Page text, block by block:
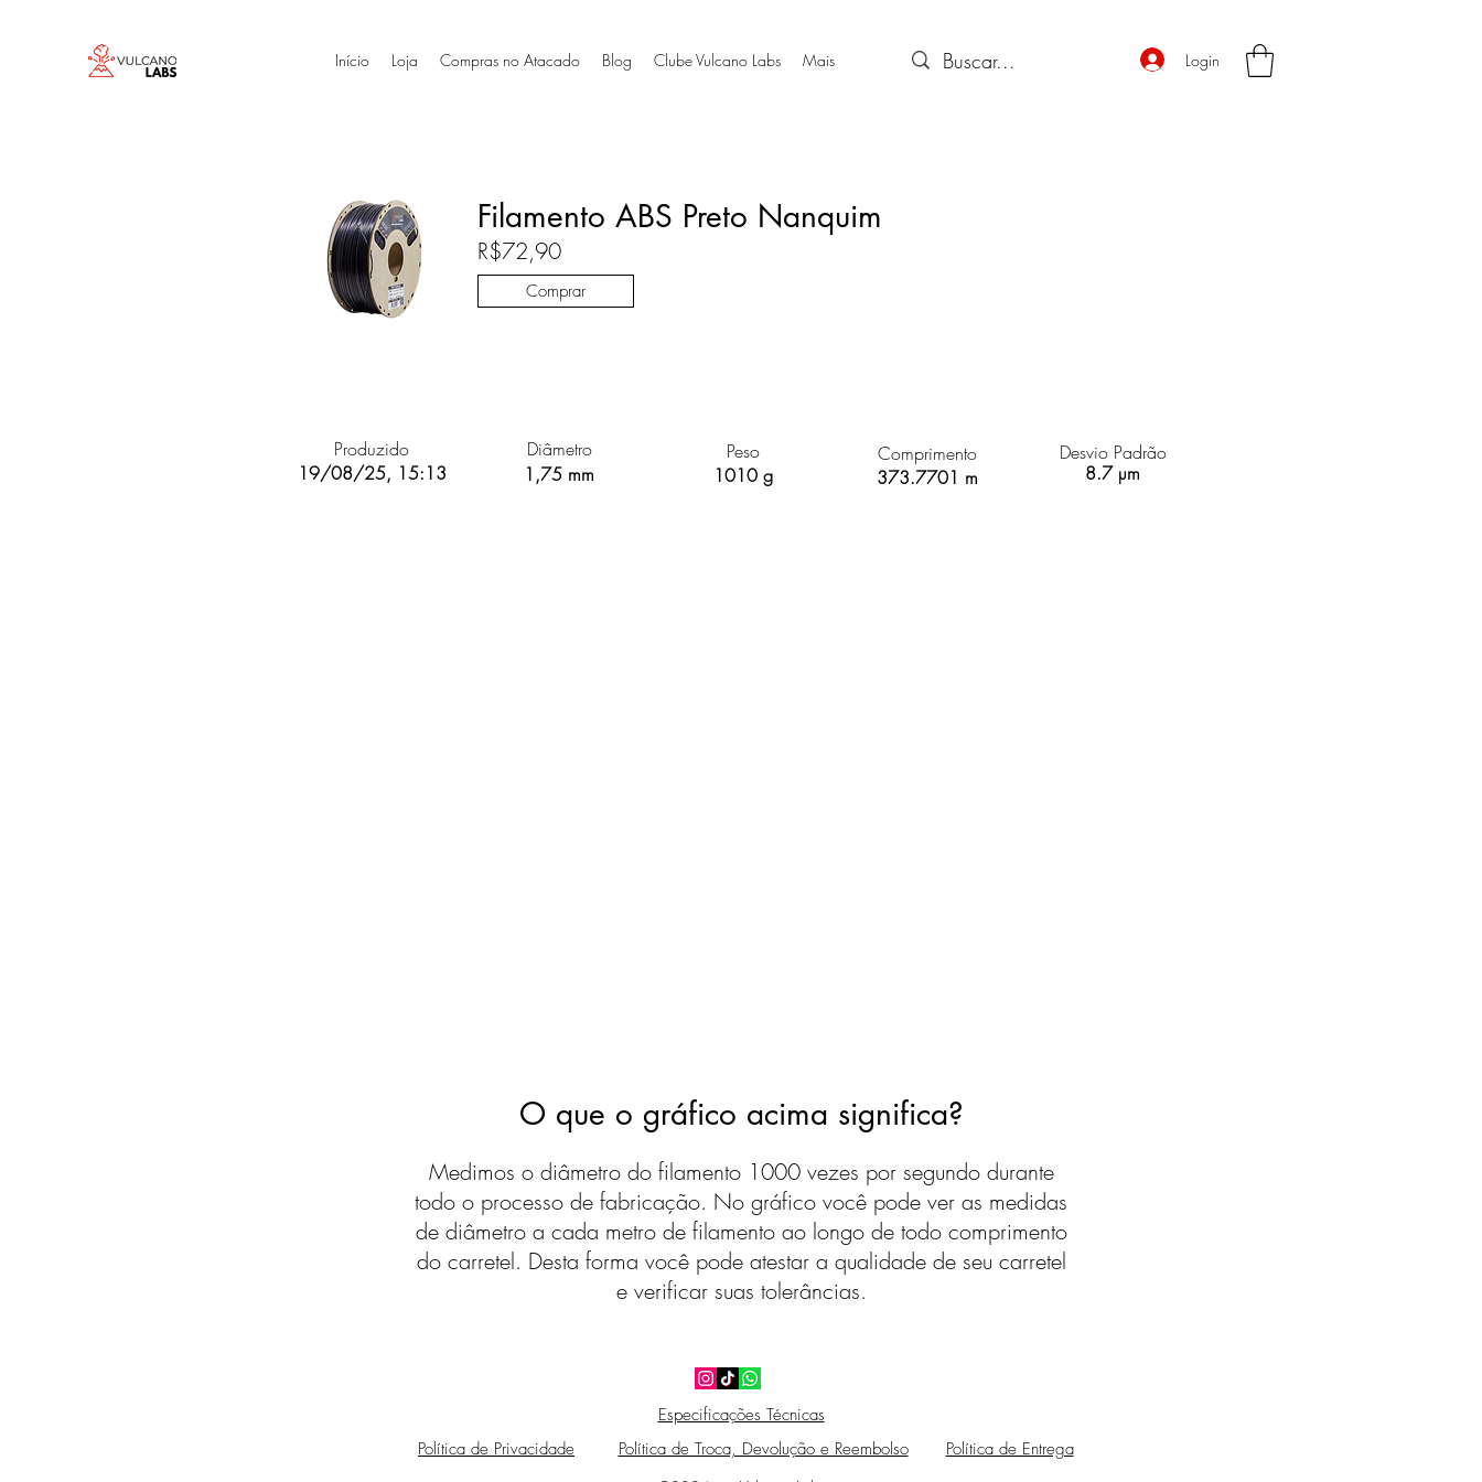
Início Loja Compras no Atacado Blog Clube Vulcano Labs Mais Login
Filamento ABS Preto Nanquim
R$72,90
Comprar
Produzido
19/08/25, 15:13
Diâmetro
1,75 mm
Peso
1010 g
Comprimento
373.7701 m
Desvio Padrão
8.7 µm
O que o gráfico acima significa?
Medimos o diâmetro do filamento 1000 vezes por segundo durante
todo o processo de fabricação. No gráfico você pode ver as medidas
de diâmetro a cada metro de filamento ao longo de todo comprimento
do carretel. Desta forma você pode atestar a qualidade de seu carretel
e verificar suas tolerâncias.
Especificações Técnicas
Política de Privacidade
Política de Troca, Devolução e Reembolso Política de Entrega